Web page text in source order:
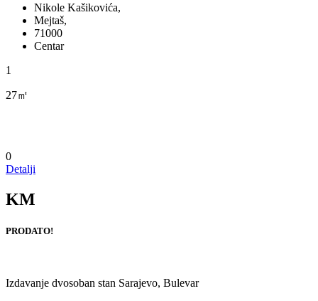
Nikole Kašikovića,
Mejtaš,
71000
Centar
1
27㎡
0
Detalji
KM
PRODATO!
Izdavanje dvosoban stan Sarajevo, Bulevar